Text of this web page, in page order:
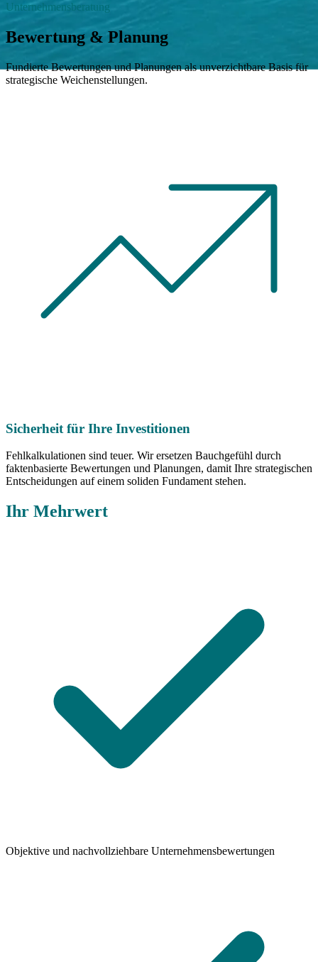
Unternehmensberatung
Bewertung & Planung
Fundierte Bewertungen und Planungen als unverzichtbare Basis für
strategische Weichenstellungen.
Sicherheit für Ihre Investitionen
Fehlkalkulationen sind teuer. Wir ersetzen Bauchgefühl durch
faktenbasierte Bewertungen und Planungen, damit Ihre strategischen
Entscheidungen auf einem soliden Fundament stehen.
Ihr Mehrwert
Objektive und nachvollziehbare Unternehmensbewertungen